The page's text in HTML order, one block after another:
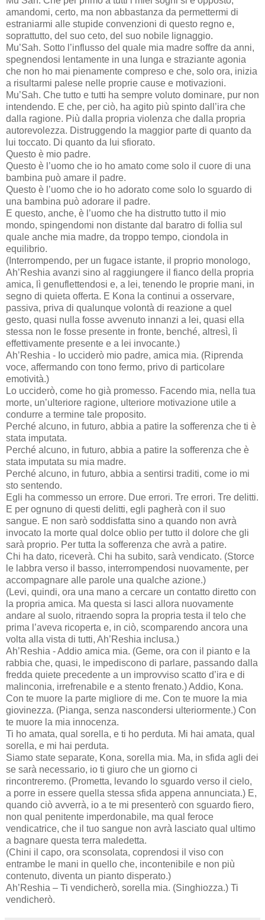
amandomi, certo, ma non abbastanza da permettermi di
estraniarmi alle stupide convenzioni di questo regno e,
soprattutto, del suo ceto, del suo nobile lignaggio.
Mu’Sah. Sotto l’influsso del quale mia madre soffre da anni,
spegnendosi lentamente in una lunga e straziante agonia
che non ho mai pienamente compreso e che, solo ora, inizia
a risultarmi palese nelle proprie cause e motivazioni.
Mu’Sah. Che tutto e tutti ha sempre voluto dominare, pur non
intendendo. E che, per ciò, ha agito più spinto dall’ira che
dalla ragione. Più dalla propria violenza che dalla propria
autorevolezza. Distruggendo la maggior parte di quanto da
lui toccato. Di quanto da lui sfiorato.
Questo è mio padre.
Questo è l’uomo che io ho amato come solo il cuore di una
bambina può amare il padre.
Questo è l’uomo che io ho adorato come solo lo sguardo di
una bambina può adorare il padre.
E questo, anche, è l’uomo che ha distrutto tutto il mio
mondo, spingendomi non distante dal baratro di follia sul
quale anche mia madre, da troppo tempo, ciondola in
equilibrio.
(Interrompendo, per un fugace istante, il proprio monologo,
Ah’Reshia avanzi sino al raggiungere il fianco della propria
amica, lì genuflettendosi e, a lei, tenendo le proprie mani, in
segno di quieta offerta. E Kona la continui a osservare,
passiva, priva di qualunque volontà di reazione a quel
gesto, quasi nulla fosse avvenuto innanzi a lei, quasi ella
stessa non le fosse presente in fronte, benché, altresì, lì
effettivamente presente e a lei invocante.)
Ah’Reshia - Io ucciderò mio padre, amica mia. (Riprenda
voce, affermando con tono fermo, privo di particolare
emotività.)
Lo ucciderò, come ho già promesso. Facendo mia, nella tua
morte, un’ulteriore ragione, ulteriore motivazione utile a
condurre a termine tale proposito.
Perché alcuno, in futuro, abbia a patire la sofferenza che ti è
stata imputata.
Perché alcuno, in futuro, abbia a patire la sofferenza che è
stata imputata su mia madre.
Perché alcuno, in futuro, abbia a sentirsi traditi, come io mi
sto sentendo.
Egli ha commesso un errore. Due errori. Tre errori. Tre delitti.
E per ognuno di questi delitti, egli pagherà con il suo
sangue. E non sarò soddisfatta sino a quando non avrà
invocato la morte qual dolce oblio per tutto il dolore che gli
sarà proprio. Per tutta la sofferenza che avrà a patire.
Chi ha dato, riceverà. Chi ha subito, sarà vendicato. (Storce
le labbra verso il basso, interrompendosi nuovamente, per
accompagnare alle parole una qualche azione.)
(Levi, quindi, ora una mano a cercare un contatto diretto con
la propria amica. Ma questa si lasci allora nuovamente
andare al suolo, ritraendo sopra la propria testa il telo che
prima l’aveva ricoperta e, in ciò, scomparendo ancora una
volta alla vista di tutti, Ah’Reshia inclusa.)
Ah’Reshia - Addio amica mia. (Geme, ora con il pianto e la
rabbia che, quasi, le impediscono di parlare, passando dalla
fredda quiete precedente a un improvviso scatto d’ira e di
malinconia, irrefrenabile e a stento frenato.) Addio, Kona.
Con te muore la parte migliore di me. Con te muore la mia
giovinezza. (Pianga, senza nascondersi ulteriormente.) Con
te muore la mia innocenza.
Ti ho amata, qual sorella, e ti ho perduta. Mi hai amata, qual
sorella, e mi hai perduta.
Siamo state separate, Kona, sorella mia. Ma, in sfida agli dei
se sarà necessario, io ti giuro che un giorno ci
rincontreremo. (Prometta, levando lo sguardo verso il cielo,
a porre in essere quella stessa sfida appena annunciata.) E,
quando ciò avverrà, io a te mi presenterò con sguardo fiero,
non qual penitente imperdonabile, ma qual feroce
vendicatrice, che il tuo sangue non avrà lasciato qual ultimo
a bagnare questa terra maledetta.
(Chini il capo, ora sconsolata, coprendosi il viso con
entrambe le mani in quello che, incontenibile e non più
contenuto, diventa un pianto disperato.)
Ah’Reshia – Ti vendicherò, sorella mia. (Singhiozza.) Ti
vendicherò.